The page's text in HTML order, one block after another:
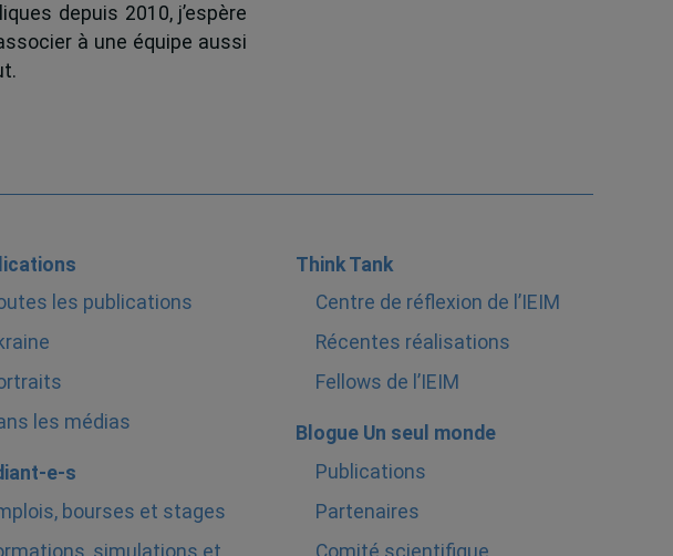
depuis 2010, j’espère
à une équipe aussi
les publications
les médias
e-s
bourses et stages
simulations et
Think Tank
Centre de réflexion de l’IEIM
Récentes réalisations
Fellows de l’IEIM
Blogue Un seul monde
Publications
Partenaires
Comité scientifique